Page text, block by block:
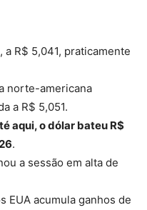
a R$ 5,041, praticamente
norte-americana
a R$ 5,051.
aqui, o dólar bateu R$
.
a sessão em alta de
EUA acumula ganhos de